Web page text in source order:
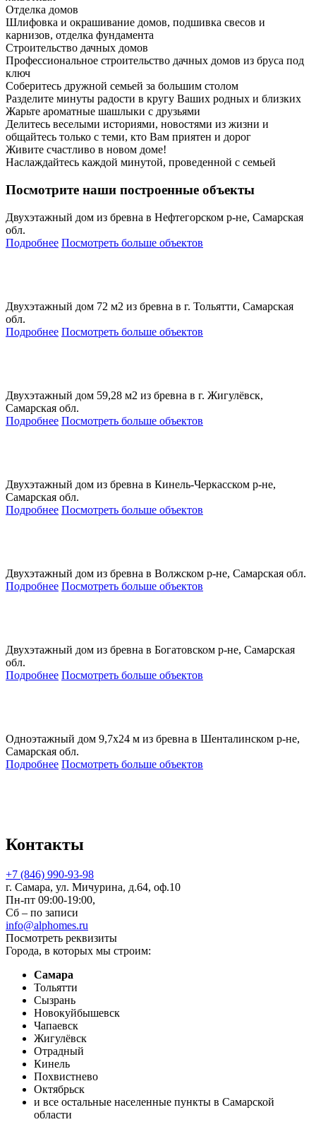
Отделка домов
Шлифовка и окрашивание домов, подшивка свесов и
карнизов, отделка фундамента
Строительство дачных домов
Профессиональное строительство дачных домов из бруса под
ключ
Соберитесь дружной семьей за большим столом
Разделите минуты радости в кругу Ваших родных и близких
Жарьте ароматные шашлыки с друзьями
Делитесь веселыми историями, новостями из жизни и
общайтесь только с теми, кто Вам приятен и дорог
Живите счастливо в новом доме!
Наслаждайтесь каждой минутой, проведенной с семьей
Посмотрите наши построенные объекты
Двухэтажный дом из бревна в Нефтегорском р-не, Самарская
обл.
Подробнее Посмотреть больше объектов
Двухэтажный дом 72 м2 из бревна в г. Тольятти, Самарская
обл.
Подробнее Посмотреть больше объектов
Двухэтажный дом 59,28 м2 из бревна в г. Жигулёвск,
Самарская обл.
Подробнее Посмотреть больше объектов
Двухэтажный дом из бревна в Кинель-Черкасском р-не,
Самарская обл.
Подробнее Посмотреть больше объектов
Двухэтажный дом из бревна в Волжском р-не, Самарская обл.
Подробнее Посмотреть больше объектов
Двухэтажный дом из бревна в Богатовском р-не, Самарская
обл.
Подробнее Посмотреть больше объектов
Одноэтажный дом 9,7х24 м из бревна в Шенталинском р-не,
Самарская обл.
Подробнее Посмотреть больше объектов
Контакты
+7 (846) 990-93-98
г. Самара, ул. Мичурина, д.64, оф.10
Пн-пт 09:00-19:00,
Сб – по записи
info@alphomes.ru
Посмотреть реквизиты
Города, в которых мы строим:
Самара
Тольятти
Сызрань
Новокуйбышевск
Чапаевск
Жигулёвск
Отрадный
Кинель
Похвистнево
Октябрьск
и все остальные населенные пункты в Самарской
области